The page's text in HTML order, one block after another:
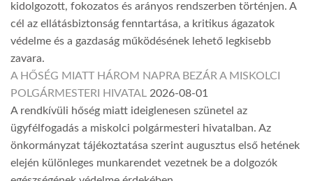
kidolgozott, fokozatos és arányos rendszerben történjen. A
cél az ellátásbiztonság fenntartása, a kritikus ágazatok
védelme és a gazdaság működésének lehető legkisebb
zavara.
A HŐSÉG MIATT HÁROM NAPRA BEZÁR A MISKOLCI
POLGÁRMESTERI HIVATAL 2026-08-01
A rendkívüli hőség miatt ideiglenesen szünetel az
ügyfélfogadás a miskolci polgármesteri hivatalban. Az
önkormányzat tájékoztatása szerint augusztus első hetének
elején különleges munkarendet vezetnek be a dolgozók